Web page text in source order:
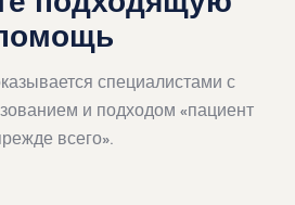
специалистами с
и подходом «пациент
всего».